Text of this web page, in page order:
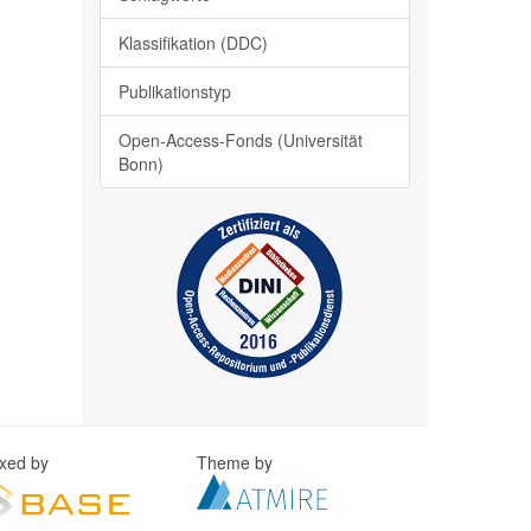
Klassifikation (DDC)
Publikationstyp
Open-Access-Fonds (Universität
Bonn)
by Theme by